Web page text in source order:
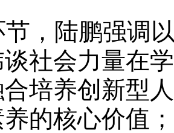
节 ，陆鹏强调
社会力量在
培养创新型
的核心价值